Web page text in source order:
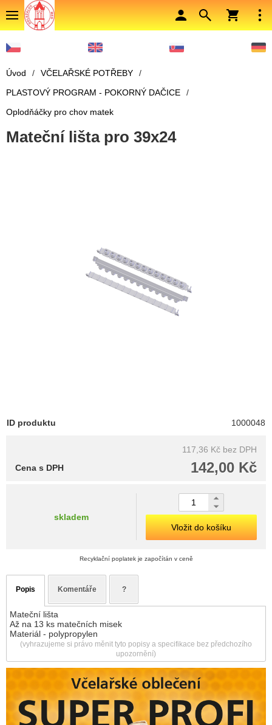
Úvod / VČELAŘSKÉ POTŘEBY
/
PLASTOVÝ PROGRAM - POKORNÝ DAČICE
/
Oplodňáčky pro chov matek
Mateční lišta pro 39x24
ID produktu 1000048
117,36 Kč bez DPH
142,00 Kč
Cena s DPH
skladem
Vložit do košíku
Recyklační poplatek je započítán v ceně
Popis Komentáře ?
Mateční lišta
Až na 13 ks matečních misek
Materiál - polypropylen
(vyhrazujeme si právo měnit tyto popisy a specifikace bez předchozího
upozornění)